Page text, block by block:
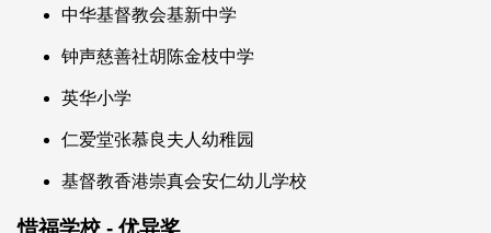
中华基督教会基新中学
钟声慈善社胡陈金枝中学
英华小学
仁爱堂张慕良夫人幼稚园
基督教香港崇真会安仁幼儿学校
惜福学校 - 优异奖